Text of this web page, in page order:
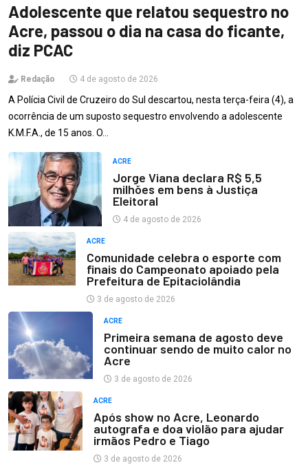
Adolescente que relatou sequestro no
Acre, passou o dia na casa do ficante,
diz PCAC
Redação 4 de agosto de 2026
A Polícia Civil de Cruzeiro do Sul descartou, nesta terça-feira (4), a
ocorrência de um suposto sequestro envolvendo a adolescente
K.M.F.A., de 15 anos. O…
ACRE
Jorge Viana declara R$ 5,5
milhões em bens à Justiça
Eleitoral
4 de agosto de 2026
ACRE
Comunidade celebra o esporte com
finais do Campeonato apoiado pela
Prefeitura de Epitaciolândia
3 de agosto de 2026
ACRE
Primeira semana de agosto deve
continuar sendo de muito calor no
Acre
3 de agosto de 2026
ACRE
Após show no Acre, Leonardo
autografa e doa violão para ajudar
irmãos Pedro e Tiago
3 de agosto de 2026